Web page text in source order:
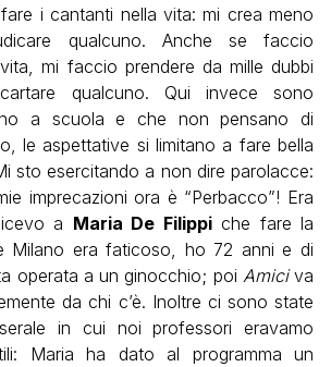
i cantanti nella vita: mi crea meno
qualcuno. Anche se faccio
mi faccio prendere da mille dubbi
qualcuno. Qui invece sono
a scuola e che non pensano di
le aspettative si limitano a fare bella
sto esercitando a non dire parolacce:
imprecazioni ora è “Perbacco”! Era
a Maria De Filippiche fare la
Milano era faticoso, ho 72 anni e di
operata a un ginocchio; poi Amiciva
da chi c’è. Inoltre ci sono state
in cui noi professori eravamo
Maria ha dato al programma un